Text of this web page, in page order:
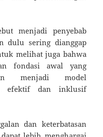
menjadi penyebab
dulu sering dianggap
melihat juga bahwa
fondasi awal yang
menjadi model
efektif dan inklusif
dan keterbatasan